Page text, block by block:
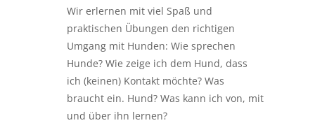
Wir erlernen mit viel Spaß und
praktischen Übungen den richtigen
Umgang mit Hunden: Wie sprechen
Hunde? Wie zeige ich dem Hund, dass
ich (keinen) Kontakt möchte? Was
braucht ein. Hund? Was kann ich von, mit
und über ihn lernen?